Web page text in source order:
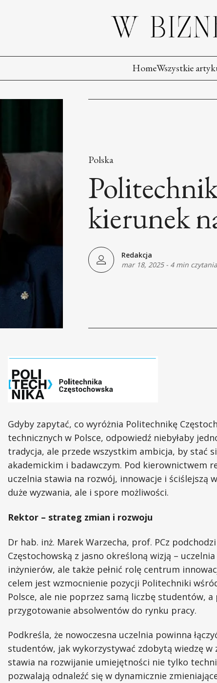
HomeWszystkie
Polska
kierunek
Redakcja
mar 18, 2025- 4 min czytania
Gdyby zapytać, co wyróżnia Politechnikę
technicznych w Polsce, odpowiedź niebyłaby
tradycja, ale przede wszystkim ambicja, by stać
akademickim i badawczym. Pod kierownictwem
uczelnia stawia na rozwój, innowacje i ściślejszą
duże wyzwania, ale i spore możliwości.
Rektor – strateg zmian i rozwoju
Dr hab. inż. Marek Warzecha, prof. PCz
Częstochowską z jasno określoną wizją –
inżynierów, ale także pełnić rolę centrum
celem jest wzmocnienie pozycji Politechniki
Polsce, ale nie poprzez samą liczbę studentów,
przygotowanie absolwentów do rynku pracy.
Podkreśla, że nowoczesna uczelnia powinna
studentów, jak wykorzystywać zdobytą wiedzę
stawia na rozwijanie umiejętności nie tylko
pozwalają odnaleźć się w dynamicznie